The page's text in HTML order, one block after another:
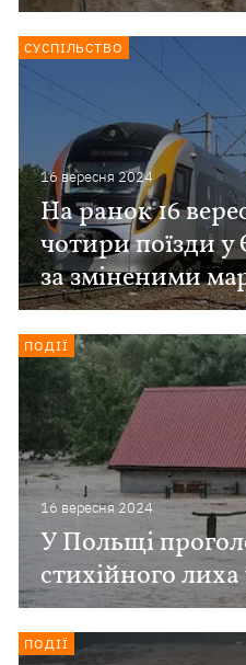
16 вересня 2024
На ранок 16
чотири поїзди
за зміненими
СУСПІЛЬСТВО
16 вересня 2024
У Польщі
стихійного лиха
ПОДІЇ
ПОДІЇ